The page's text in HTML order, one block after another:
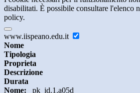
disabilitati. È possibile consultare l'elenco
policy.
www.iispeano.edu.it
Nome
Tipologia
Proprieta
Descrizione
Durata
Nome: _pk_id.1.a05d